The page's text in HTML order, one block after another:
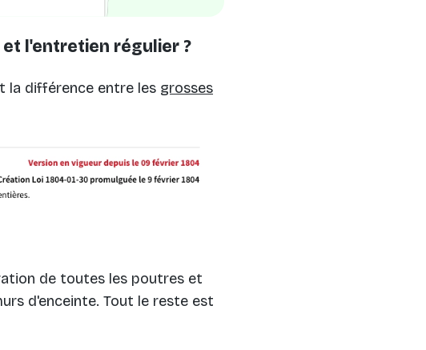
l'entretien régulier ?
la différence entre les grosses
de toutes les poutres et
d'enceinte. Tout le reste est